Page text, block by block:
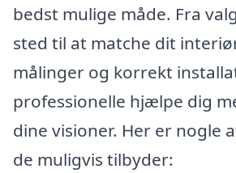
bedst mulige måde. Fra
sted til at matche dit
målinger og korrekt
professionelle hjælpe dig
dine visioner. Her er nogle
de muligvis tilbyder: